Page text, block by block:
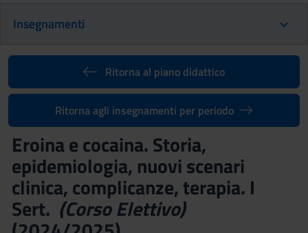
Insegnamenti
Ritorna al piano didattico
Ritorna agli insegnamenti per periodo
Eroina e cocaina. Storia,
epidemiologia, nuovi scenari
clinica, complicanze, terapia. I
Sert. (Corso Elettivo)